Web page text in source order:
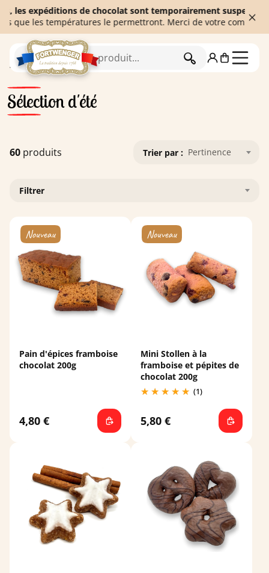
de chocolat sont temporairement suspendues afin de
le permettront. Merci de votre compréhension. ☀️
RECHERCHER
Accueil Sélection d'été
Sélection d'été
60 produits Trier par : Pertinence
Filtrer
Pain d'épices framboise
chocolat 200g
4,80 €
Mini Stollen à la
framboise et pépites de
chocolat 200g
(1)
5,80 €